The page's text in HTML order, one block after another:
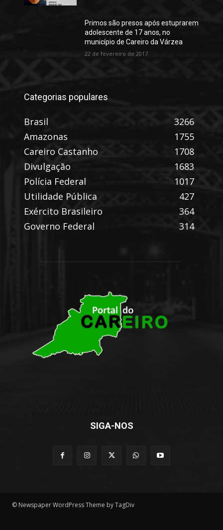
Primos são presos após estuprarem
adolescente de 17 anos, no
município de Careiro da Várzea
22 de fevereiro de 2017
Categorias populares
Brasil
3266
Amazonas
1755
Careiro Castanho
1708
Divulgação
1683
Polícia Federal
1017
Utilidade Pública
427
Exército Brasileiro
364
Governo Federal
314
SIGA-NOS
© Newspaper WordPress Theme by TagDiv